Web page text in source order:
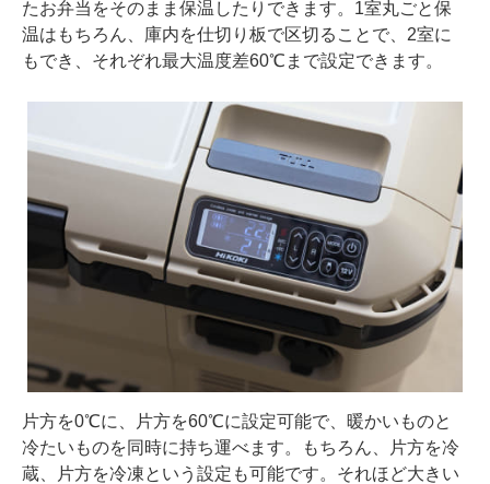
たお弁当をそのまま保温したりできます。1室丸ごと保
温はもちろん、庫内を仕切り板で区切ることで、2室に
もでき、それぞれ最大温度差60℃まで設定できます。
片方を0℃に、片方を60℃に設定可能で、暖かいものと
冷たいものを同時に持ち運べます。もちろん、片方を冷
蔵、片方を冷凍という設定も可能です。それほど大きい